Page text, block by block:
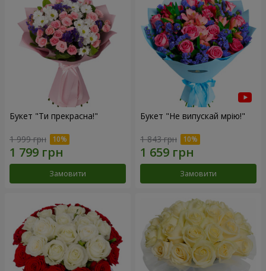
Букет "Ти прекрасна!"
1 999 грн
Замовити
Букет "Не випускай мрію!"
1 843 грн
Замовити